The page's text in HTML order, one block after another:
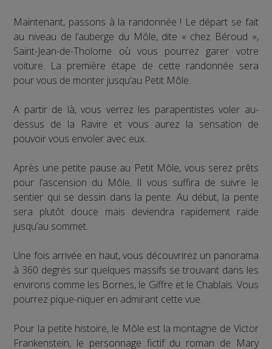
Maintenant, passons à la randonnée ! Le départ se fait
au niveau de l’auberge du Môle, dite « chez Béroud »,
Saint-Jean-de-Tholome où vous pourrez garer votre
voiture. La première étape de cette randonnée sera
pour vous de monter jusqu’au Petit Môle.
A partir de là, vous verrez les parapentistes voler au-
dessus de la Ravire et vous aurez la sensation de
pouvoir vous envoler avec eux.
Après une petite pause au Petit Môle, vous serez prêts
pour l’ascension du Môle. Il vous suffira de suivre le
sentier qui se dessin dans la pente. Au début, la pente
sera plutôt douce mais deviendra rapidement raide
jusqu’au sommet.
Une fois arrivée en haut, vous découvrirez un panorama
à 360 degrés sur quelques massifs se trouvant dans les
environs comme les Bornes, le Giffre et le Chablais. Vous
pourrez pique-niquer en admirant cette vue.
Pour la petite histoire, le Môle est la montagne de Victor
Frankenstein, le personnage fictif du roman de Mary